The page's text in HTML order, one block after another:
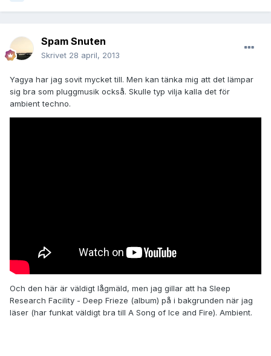
Spam Snuten
Skrivet 28 april, 2013
Yagya har jag sovit mycket till. Men kan tänka mig att det lämpar
sig bra som pluggmusik också. Skulle typ vilja kalla det för
ambient techno.
Och den här är väldigt lågmäld, men jag gillar att ha Sleep
Research Facility - Deep Frieze (album) på i bakgrunden när jag
läser (har funkat väldigt bra till A Song of Ice and Fire). Ambient.